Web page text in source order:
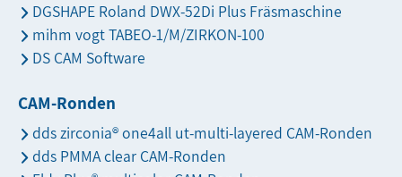
DGSHAPE Roland DWX-52Di Plus Fräsmaschine
mihm vogt TABEO-1/M/ZIRKON-100
DS CAM Software
CAM-Ronden
dds zirconia® one4all ut-multi-layered CAM-Ronden
dds PMMA clear CAM-Ronden